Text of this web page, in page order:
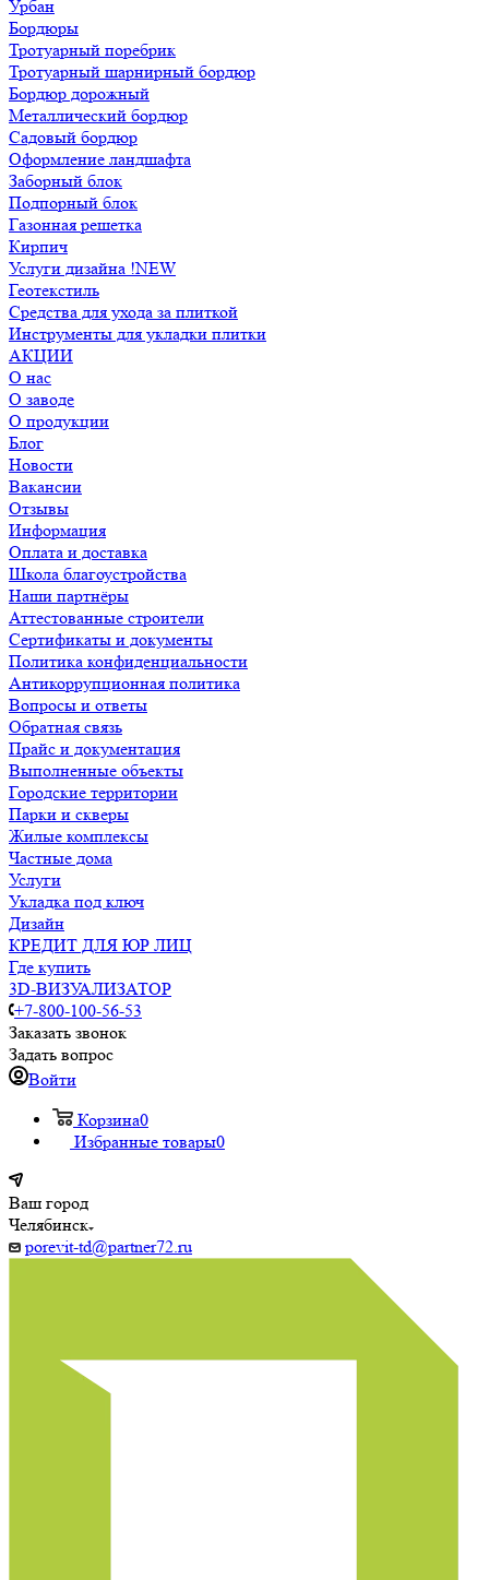
Урбан
Бордюры
Тротуарный поребрик
Тротуарный шарнирный бордюр
Бордюр дорожный
Металлический бордюр
Садовый бордюр
Оформление ландшафта
Заборный блок
Подпорный блок
Газонная решетка
Кирпич
Услуги дизайна !NEW
Геотекстиль
Средства для ухода за плиткой
Инструменты для укладки плитки
АКЦИИ
О нас
О заводе
О продукции
Блог
Новости
Вакансии
Отзывы
Информация
Оплата и доставка
Школа благоустройства
Наши партнёры
Аттестованные строители
Сертификаты и документы
Политика конфиденциальности
Антикоррупционная политика
Вопросы и ответы
Обратная связь
Прайс и документация
Выполненные объекты
Городские территории
Парки и скверы
Жилые комплексы
Частные дома
Услуги
Укладка под ключ
Дизайн
КРЕДИТ ДЛЯ ЮР ЛИЦ
Где купить
3D-ВИЗУАЛИЗАТОР
+7-800-100-56-53
Заказать звонок
Задать вопрос
Войти
Корзина0
Избранные товары0
Ваш город
Челябинск
porevit-td@partner72.ru